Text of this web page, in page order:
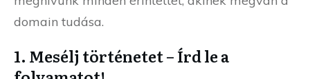
domain tudása.
1. Mesélj történetet – Írd le a